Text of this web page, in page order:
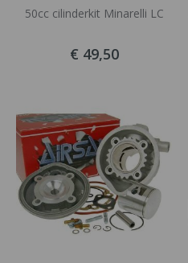
50cc cilinderkit Minarelli LC
€ 49,50